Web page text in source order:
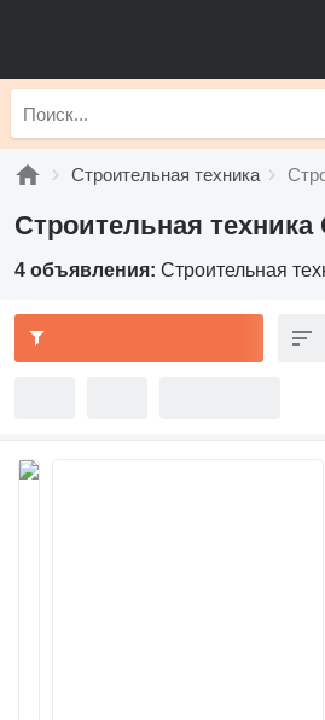
Строительная техника
Строительная техника
4 объявления: Строительная